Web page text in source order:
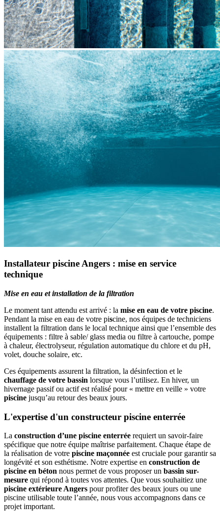
Installateur piscine Angers : mise en service
technique
Mise en eau et installation de la filtration
Le moment tant attendu est arrivé : la mise en eau de votre piscine.
Pendant la mise en eau de votre piscine, nos équipes de techniciens
installent la filtration dans le local technique ainsi que l’ensemble des
équipements : filtre à sable/ glass media ou filtre à cartouche, pompe
à chaleur, électrolyseur, régulation automatique du chlore et du pH,
volet, douche solaire, etc.
Ces équipements assurent la filtration, la désinfection et le
chauffage de votre bassin lorsque vous l’utilisez. En hiver, un
hivernage passif ou actif est réalisé pour « mettre en veille » votre
piscine jusqu’au retour des beaux jours.
L'expertise d'un constructeur piscine enterrée
La construction d’une piscine enterrée requiert un savoir-faire
spécifique que notre équipe maîtrise parfaitement. Chaque étape de
la réalisation de votre piscine maçonnée est cruciale pour garantir sa
longévité et son esthétisme. Notre expertise en construction de
piscine en béton nous permet de vous proposer un bassin sur-
mesure qui répond à toutes vos attentes. Que vous souhaitiez une
piscine extérieure Angers pour profiter des beaux jours ou une
piscine utilisable toute l’année, nous vous accompagnons dans ce
projet important.